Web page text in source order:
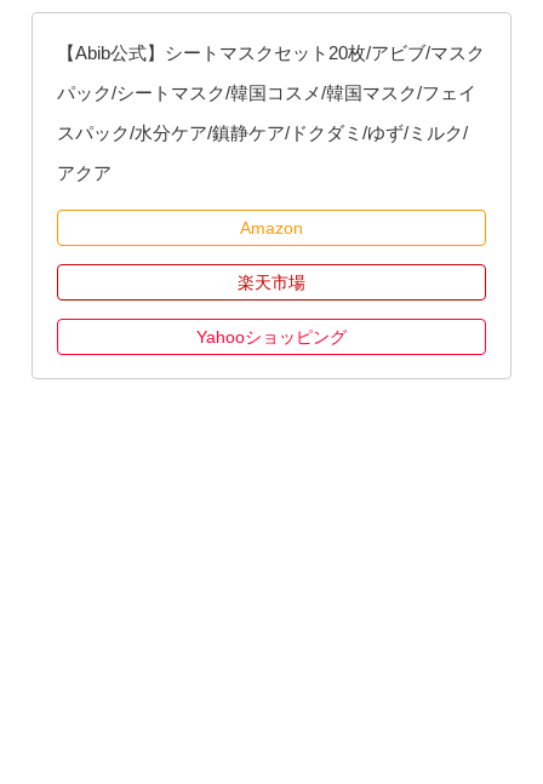
【Abib公式】シートマスクセット20枚/アビブ/マスク
パック/シートマスク/韓国コスメ/韓国マスク/フェイ
スパック/水分ケア/鎮静ケア/ドクダミ/ゆず/ミルク/
アクア
Amazon
楽天市場
Yahooショッピング